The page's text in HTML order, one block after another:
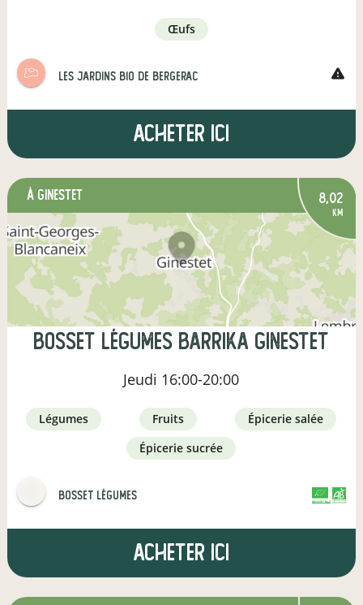
œufs
les jardins bio de bergerac warning
Acheter ici
à Ginestet 8,02
km
Bosset Légumes Barrika Ginestet
Jeudi 16:00-20:00
légumes fruits
épicerie salée
épicerie sucrée
Bosset Légumes
Acheter ici